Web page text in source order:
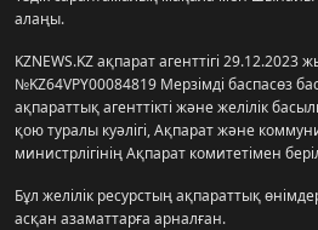
алаңы.
KZNEWS.KZ ақпарат агенттігі 29.12.2023
№KZ64VPY00084819 Мерзімді баспасөз
ақпараттық агенттікті және желілік
қою туралы куәлігі, Ақпарат және
министрлігінің Ақпарат комитетімен
Бұл желілік ресурстың ақпараттық
асқан азаматтарға арналған.